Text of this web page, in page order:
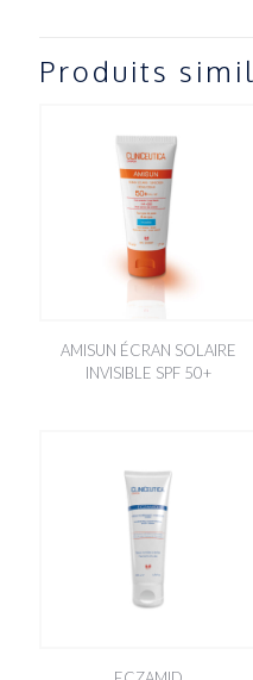
Produits
AMISUN ÉCRAN SOLAIRE
INVISIBLE SPF 50+